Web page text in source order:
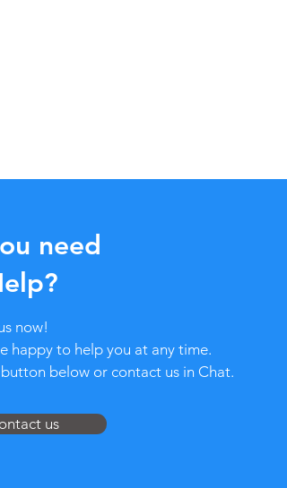
need
now!
happy to help you at any time.
below or contact us in Chat.
us